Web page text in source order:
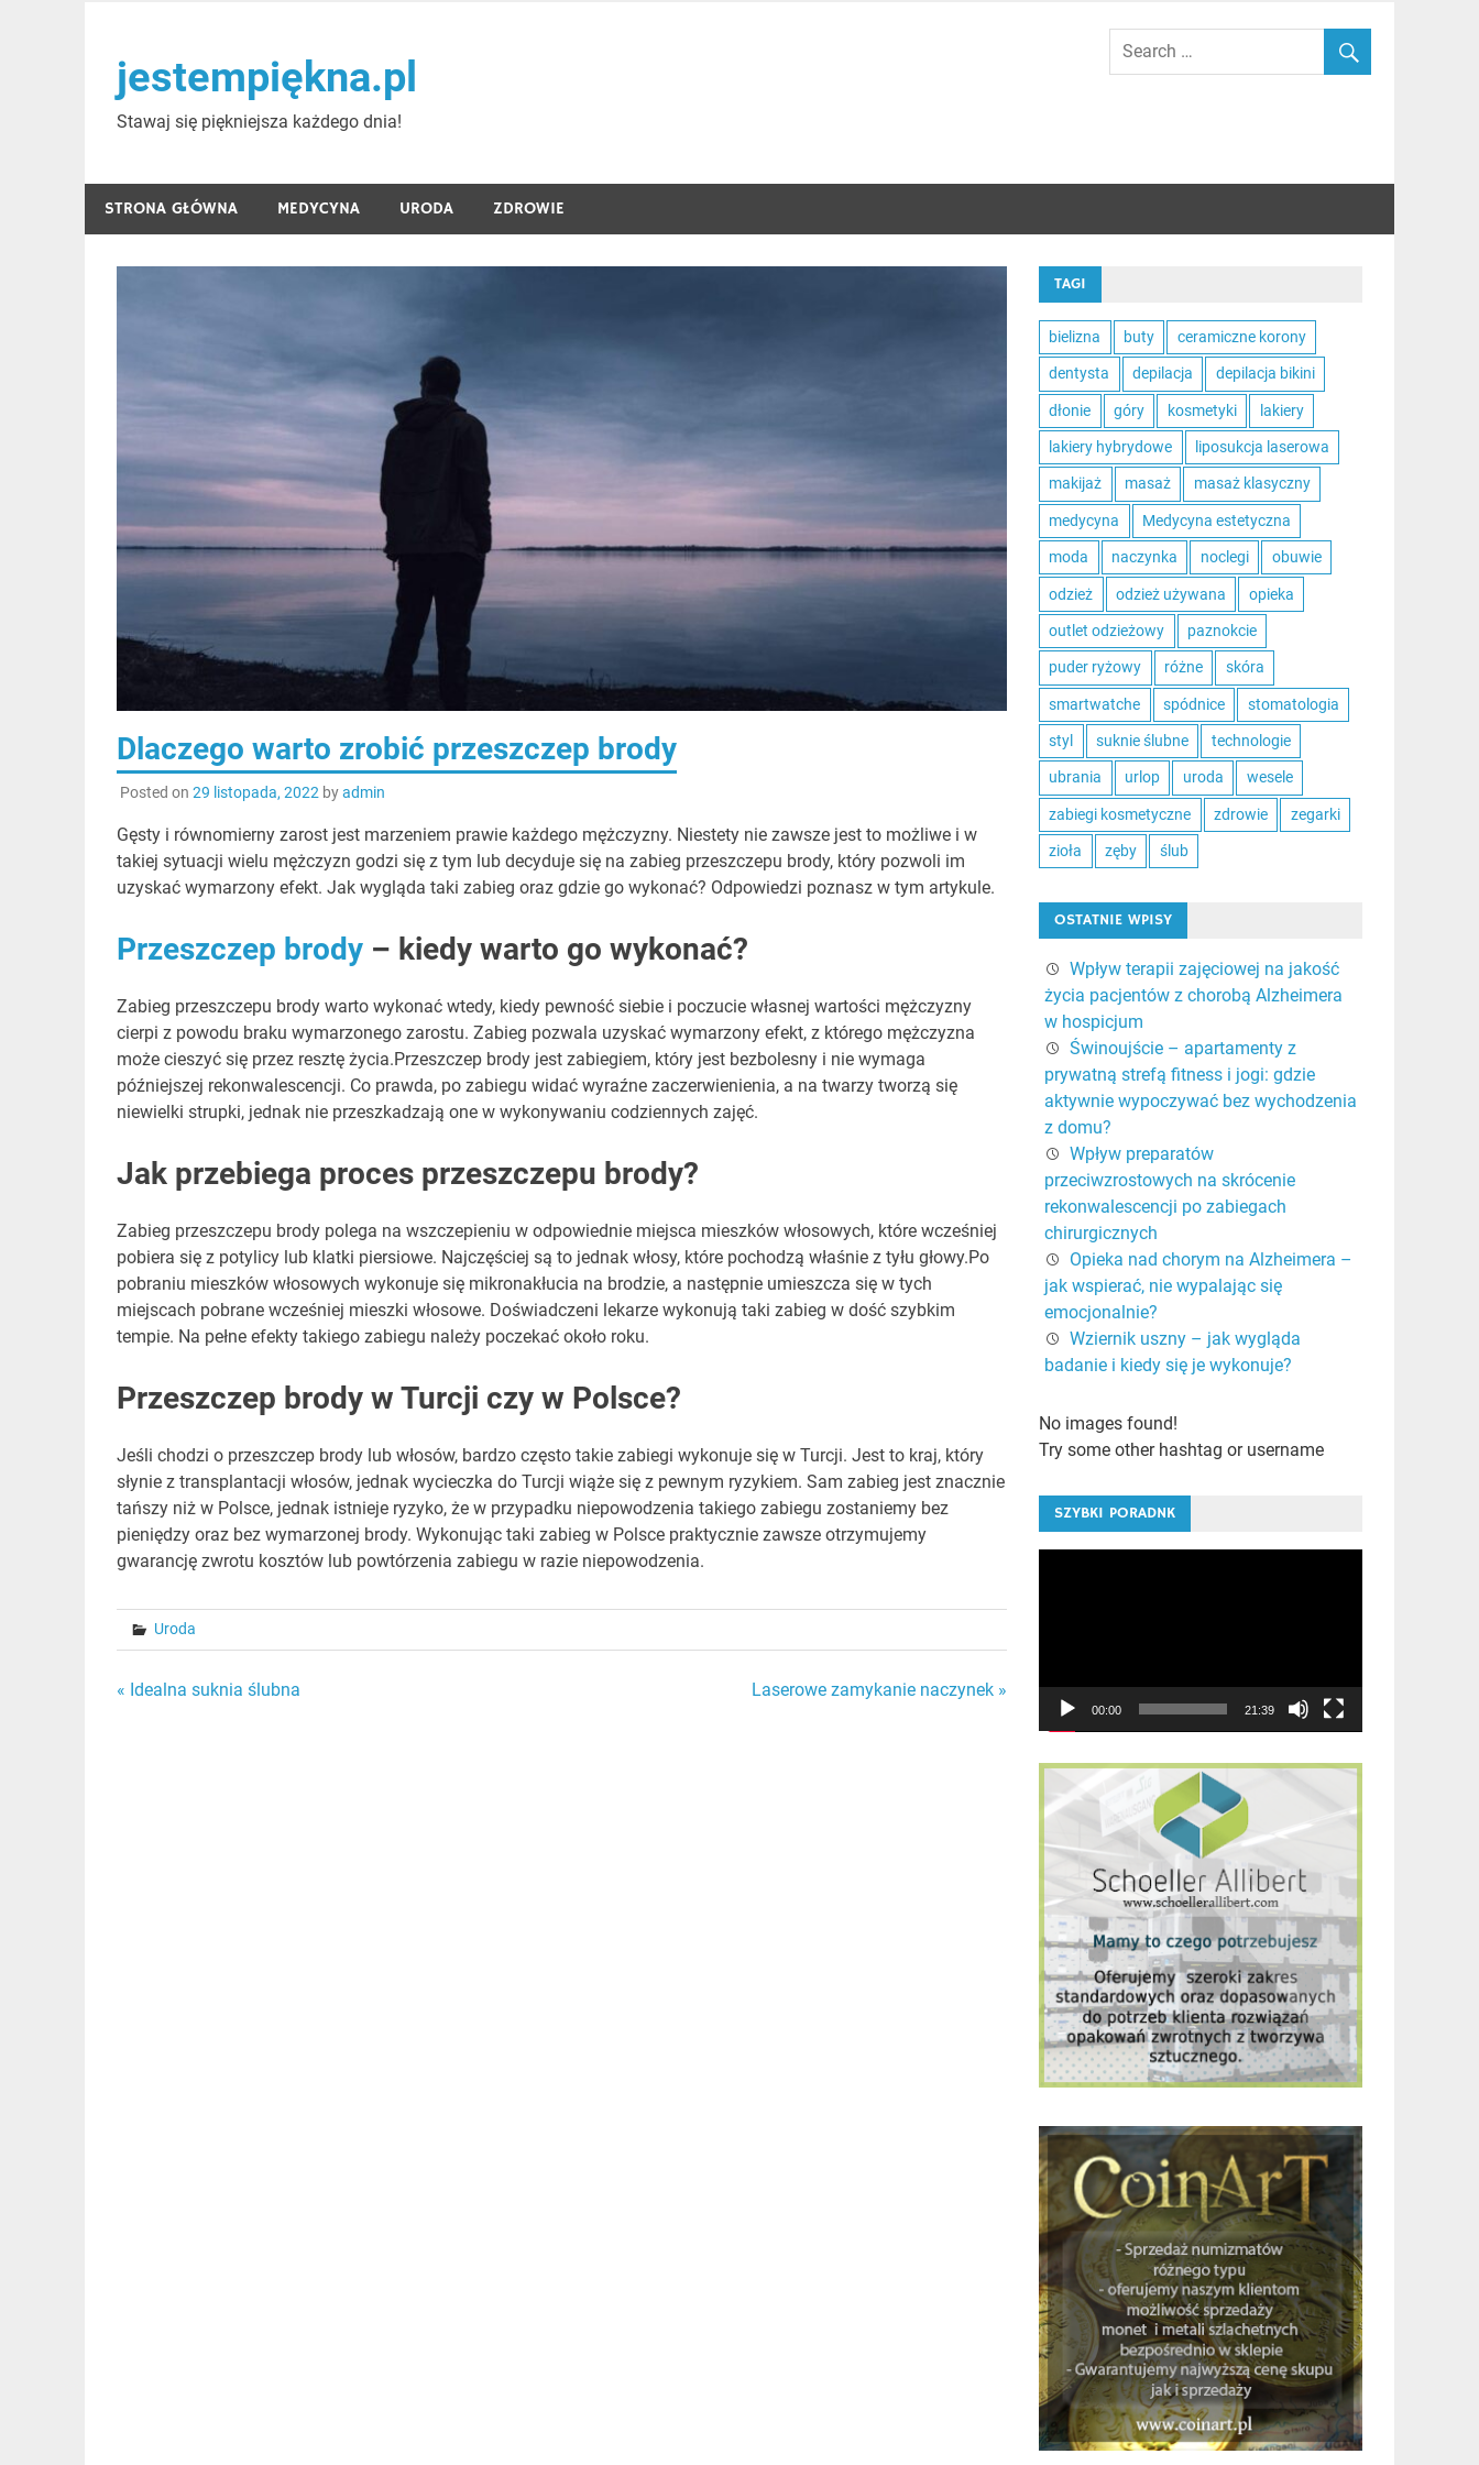
contentjestempiękna.pl
Stawaj się piękniejsza każdego dnia!
STRONA GŁÓWNA MEDYCYNA URODA ZDROWIE
Dlaczego warto zrobić przeszczep brody
Posted on 29 listopada, 2022 byadmin
Gęsty i równomierny zarost jest marzeniem prawie każdego mężczyzny. Niestety nie zawsze jest to możliwe i w
takiej sytuacji wielu mężczyzn godzi się z tym lub decyduje się na zabieg przeszczepu brody, który pozwoli im
uzyskać wymarzony efekt. Jak wygląda taki zabieg oraz gdzie go wykonać? Odpowiedzi poznasz w tym artykule.
Przeszczep brody– kiedy warto go wykonać?
Zabieg przeszczepu brody warto wykonać wtedy, kiedy pewność siebie i poczucie własnej wartości mężczyzny
cierpi z powodu braku wymarzonego zarostu. Zabieg pozwala uzyskać wymarzony efekt, z którego mężczyzna
może cieszyć się przez resztę życia.Przeszczep brody jest zabiegiem, który jest bezbolesny i nie wymaga
późniejszej rekonwalescencji. Co prawda, po zabiegu widać wyraźne zaczerwienienia, a na twarzy tworzą się
niewielki strupki, jednak nie przeszkadzają one w wykonywaniu codziennych zajęć.
Jak przebiega proces przeszczepu brody?
Zabieg przeszczepu brody polega na wszczepieniu w odpowiednie miejsca mieszków włosowych, które wcześniej
pobiera się z potylicy lub klatki piersiowe. Najczęściej są to jednak włosy, które pochodzą właśnie z tyłu głowy.Po
pobraniu mieszków włosowych wykonuje się mikronakłucia na brodzie, a następnie umieszcza się w tych
miejscach pobrane wcześniej mieszki włosowe. Doświadczeni lekarze wykonują taki zabieg w dość szybkim
tempie. Na pełne efekty takiego zabiegu należy poczekać około roku.
Przeszczep brody w Turcji czy w Polsce?
Jeśli chodzi o przeszczep brody lub włosów, bardzo często takie zabiegi wykonuje się w Turcji. Jest to kraj, który
słynie z transplantacji włosów, jednak wycieczka do Turcji wiąże się z pewnym ryzykiem. Sam zabieg jest znacznie
tańszy niż w Polsce, jednak istnieje ryzyko, że w przypadku niepowodzenia takiego zabiegu zostaniemy bez
pieniędzy oraz bez wymarzonej brody. Wykonując taki zabieg w Polsce praktycznie zawsze otrzymujemy
gwarancję zwrotu kosztów lub powtórzenia zabiegu w razie niepowodzenia.
Uroda
Nawigacja
« Idealna suknia ślubna Laserowe zamykanie naczynek »
TAGI
bielizna buty ceramiczne korony
dentysta depilacja depilacja bikini
dłonie góry kosmetyki lakiery
lakiery hybrydowe liposukcja laserowa
makijaż masaż masaż klasyczny
medycyna Medycyna estetyczna
moda naczynka noclegi obuwie
odzież odzież używana opieka
outlet odzieżowy paznokcie
puder ryżowy różne skóra
smartwatche spódnice stomatologia
styl suknie ślubne technologie
ubrania urlop uroda wesele
zabiegi kosmetyczne zdrowie zegarki
zioła zęby ślub
OSTATNIE WPISY
Wpływ terapii zajęciowej na jakość
życia pacjentów z chorobą Alzheimera
w hospicjum
Świnoujście – apartamenty z
prywatną strefą fitness i jogi: gdzie
aktywnie wypoczywać bez wychodzenia
z domu?
Wpływ preparatów
przeciwzrostowych na skrócenie
rekonwalescencji po zabiegach
chirurgicznych
Opieka nad chorym na Alzheimera –
jak wspierać, nie wypalając się
emocjonalnie?
Wziernik uszny – jak wygląda
badanie i kiedy się je wykonuje?
No images found!
Try some other hashtag or username
SZYBKI PORADNK
00:00 21:39